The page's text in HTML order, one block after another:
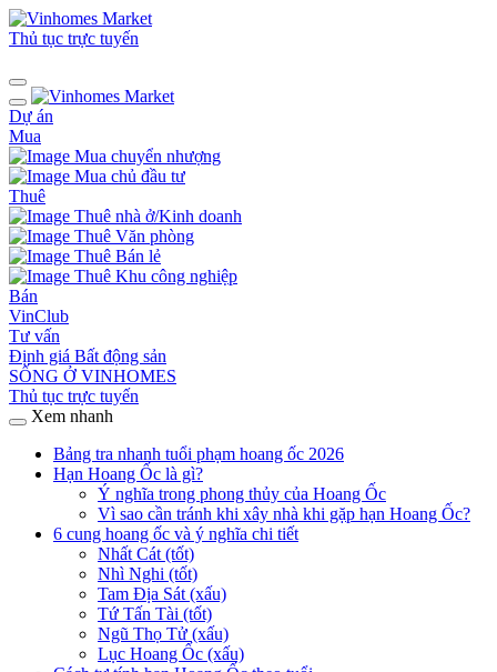
Thủ tục trực tuyến
Dự án
Mua
Mua chuyển nhượng
Mua chủ đầu tư
Thuê
Thuê nhà ở/Kinh doanh
Thuê Văn phòng
Thuê Bán lẻ
Thuê Khu công nghiệp
Bán
VinClub
Tư vấn
Định giá Bất động sản
SỐNG Ở VINHOMES
Thủ tục trực tuyến
Xem nhanh
Bảng tra nhanh tuổi phạm hoang ốc 2026
Hạn Hoang Ốc là gì?
Ý nghĩa trong phong thủy của Hoang Ốc
Vì sao cần tránh khi xây nhà khi gặp hạn Hoang Ốc?
6 cung hoang ốc và ý nghĩa chi tiết
Nhất Cát (tốt)
Nhì Nghi (tốt)
Tam Địa Sát (xấu)
Tứ Tấn Tài (tốt)
Ngũ Thọ Tử (xấu)
Lục Hoang Ốc (xấu)